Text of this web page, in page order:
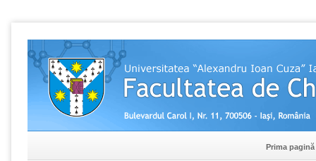
Prima pagină